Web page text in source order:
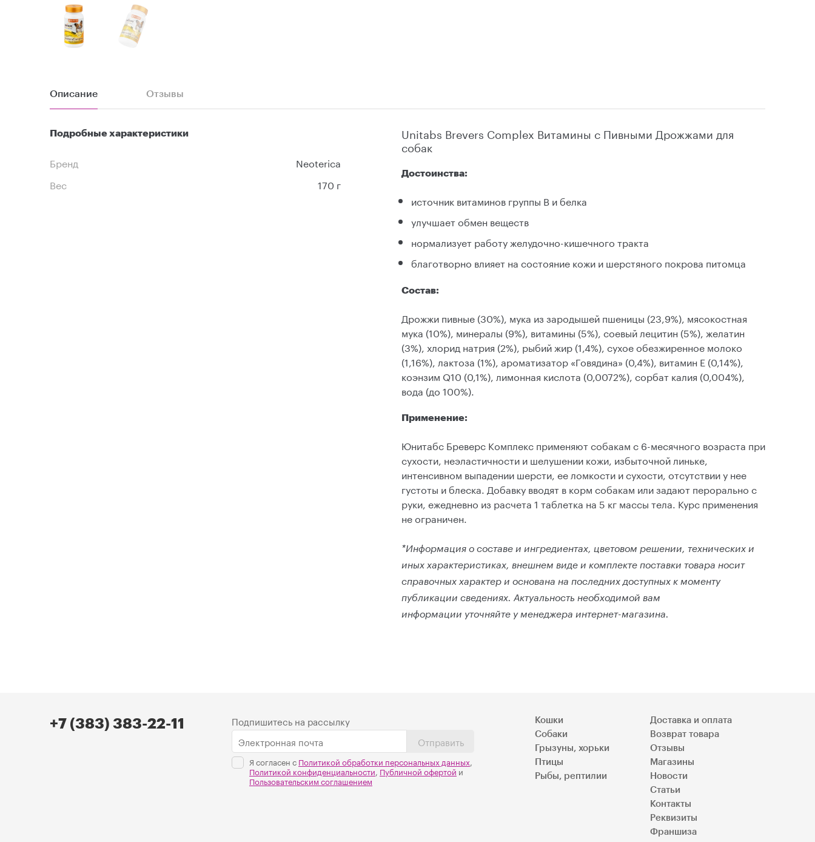
Описание Отзывы
Подробные характеристики
Бренд
Neoterica
Вес
170 г
Unitabs Brevers Complex Витамины с Пивными Дрожжами для
собак
Достоинства:
источник витаминов группы В и белка
улучшает обмен веществ
нормализует работу желудочно-кишечного тракта
благотворно влияет на состояние кожи и шерстяного покрова питомца
Состав:
Дрожжи пивные (30%), мука из зародышей пшеницы (23,9%), мясокостная
мука (10%), минералы (9%), витамины (5%), соевый лецитин (5%), желатин
(3%), хлорид натрия (2%), рыбий жир (1,4%), сухое обезжиренное молоко
(1,16%), лактоза (1%), ароматизатор «Говядина» (0,4%), витамин Е (0,14%),
коэнзим Q10 (0,1%), лимонная кислота (0,0072%), сорбат калия (0,004%),
вода (до 100%).
Применение:
Юнитабс Бреверс Комплекс применяют собакам с 6-месячного возраста при
сухости, неэластичности и шелушении кожи, избыточной линьке,
интенсивном выпадении шерсти, ее ломкости и сухости, отсутствии у нее
густоты и блеска. Добавку вводят в корм собакам или задают перорально с
руки, ежедневно из расчета 1 таблетка на 5 кг массы тела. Курс применения
не ограничен.
*Информация о составе и ингредиентах, цветовом решении, технических и
иных характеристиках, внешнем виде и комплекте поставки товара носит
справочных характер и основана на последних доступных к моменту
публикации сведениях. Актуальность необходимой вам
информации уточняйте у менеджера интернет-магазина.
+7 (383) 383-22-11
Подпишитесь на рассылку
Отправить
Я согласен с Политикой обработки персональных данных,
Политикой конфиденциальности, Публичной офертой и
Пользовательским соглашением
Кошки
Собаки
Грызуны, хорьки
Птицы
Рыбы, рептилии
Доставка и оплата
Возврат товара
Отзывы
Магазины
Новости
Статьи
Контакты
Реквизиты
Франшиза